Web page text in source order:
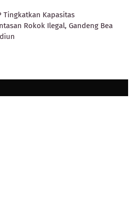
Tingkatkan Kapasitas
Rokok Ilegal, Gandeng Bea